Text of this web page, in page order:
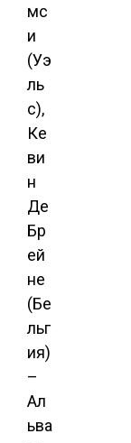
мс
и
(Уэ
ль
с),
Ке
ви
н
Де
Бр
ей
не
(Бе
льг
ия)
–
Ал
ьва